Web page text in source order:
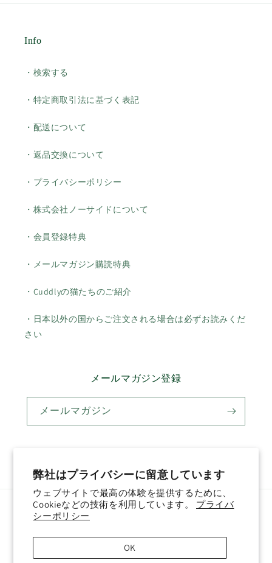
弊社はプライバシーに留意しています
ウェブサイトで最高の体験を提供するために、
Cookieなどの技術を利用しています。 プライバ
シーポリシー
OK
Info
・検索する
・特定商取引法に基づく表記
・配送について
・返品交換について
・プライバシーポリシー
・株式会社ノーサイドについて
・会員登録特典
・メールマガジン購読特典
・Cuddlyの猫たちのご紹介
・日本以外の国からご注文される場合は必ずお読みくだ
さい
メールマガジン登録
メールマガジン
国/地域
日本 (JPY ¥) 日本語